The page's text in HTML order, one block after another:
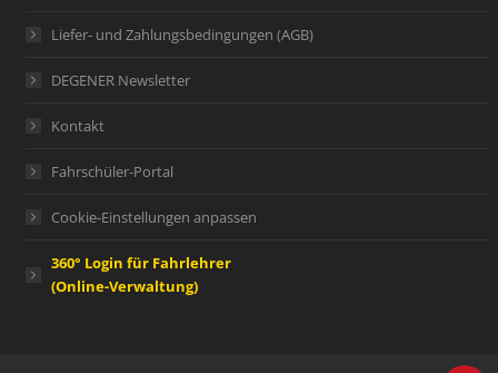
Liefer- und Zahlungsbedingungen (AGB)
DEGENER Newsletter
Kontakt
Fahrschüler-Portal
Cookie-Einstellungen anpassen
360° Login für Fahrlehrer
(Online-Verwaltung)